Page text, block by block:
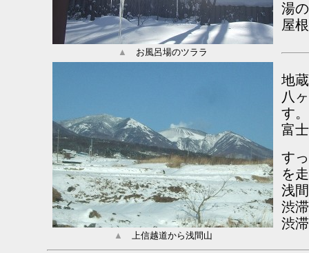
湯
屋
▲ お風呂場のツララ
地
八
す。
富
す
を
浅
渋
渋
▲ 上信越道から浅間山